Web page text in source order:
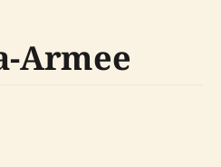
Armee